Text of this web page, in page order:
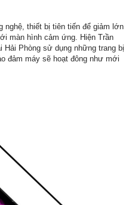
nghệ, thiết bị tiên tiến để giảm lớn
màn hình cảm ứng. Hiện Trần
Hải Phòng sử dụng những trang bị
đảm máy sẽ hoạt đông như mới